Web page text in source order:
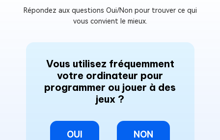
Répondez aux questions Oui/Non pour trouver ce qui
vous convient le mieux.
Vous utilisez fréquemment
votre ordinateur pour
programmer ou jouer à des
jeux ?
OUI NON